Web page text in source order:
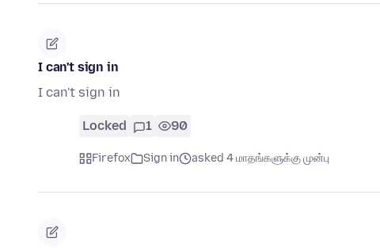
I can't sign in
I can't sign in
Locked 1 90
Firefox Sign in asked 4 மாதங்களுக்கு முன்பு